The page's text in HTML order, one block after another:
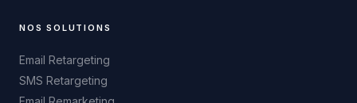
NOS SOLUTIONS
Email Retargeting
SMS Retargeting